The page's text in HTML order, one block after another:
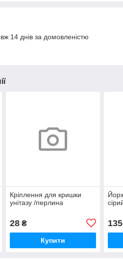
14 днів за домовленістю
Кріплення для кришки
унітазу /перлина
28₴
Купити
135